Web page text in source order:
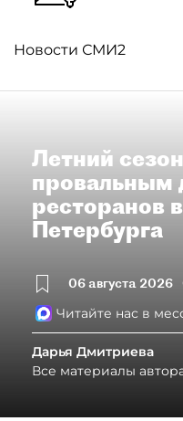
Новости СМИ2
Летний
провальным
ресторанов
Петербурга
06 августа 2026
Читайте нас в
Дарья Дмитриева
Все материалы